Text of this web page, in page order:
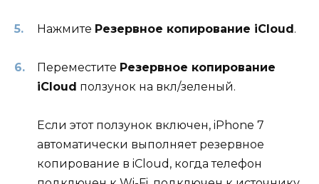
Нажмите Резервное копирование iCloud.
Переместите Резервное копирование
iCloud ползунок на вкл/зеленый.
Если этот ползунок включен, iPhone 7
автоматически выполняет резервное
копирование в iCloud, когда телефон